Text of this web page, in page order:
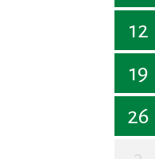
12
19
26